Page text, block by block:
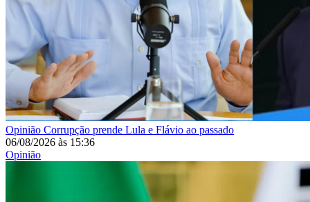
Opinião Corrupção prende Lula e Flávio ao passado
06/08/2026 às 15:36
Opinião